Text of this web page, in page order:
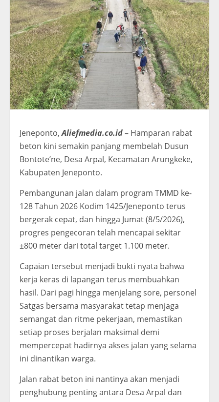
Jeneponto,Aliefmedia.co.id– Hamparan rabat
beton kini semakin panjang membelah Dusun
Bontote’ne, Desa Arpal, Kecamatan Arungkeke,
Kabupaten Jeneponto.
Pembangunan jalan dalam program TMMD ke-
128 Tahun 2026 Kodim 1425/Jeneponto terus
bergerak cepat, dan hingga Jumat (8/5/2026),
progres pengecoran telah mencapai sekitar
±800 meter dari total target 1.100 meter.
Capaian tersebut menjadi bukti nyata bahwa
kerja keras di lapangan terus membuahkan
hasil. Dari pagi hingga menjelang sore, personel
Satgas bersama masyarakat tetap menjaga
semangat dan ritme pekerjaan, memastikan
setiap proses berjalan maksimal demi
mempercepat hadirnya akses jalan yang selama
ini dinantikan warga.
Jalan rabat beton ini nantinya akan menjadi
penghubung penting antara Desa Arpal dan